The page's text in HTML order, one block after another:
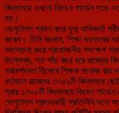
বিদ্যালয়ে এখনো কিচেন গার্ডেন গড়ে
হয়।
ডেপুটেশন গ্রহণ করে যুগ্ম অধিকর্তা
করেন। তিনি জানান, শিক্ষা দফতরের
আলোচনা করে প্রয়োজনীয় পদক্ষেপ
উল্লেখ্য, গত পাঁচ বছর ধরে রাজ্যের
পরামর্শদাতা হিসেবে শিক্ষক মনোজ
বর্তমানে রাজ্যের ৩৭৫১টি বিদ্যালয়ে
প্রায় ১৭০০টি বিদ্যালয়ে কিচেন
ডেপুটেশন প্রদানকারী প্রতিনিধি দলে